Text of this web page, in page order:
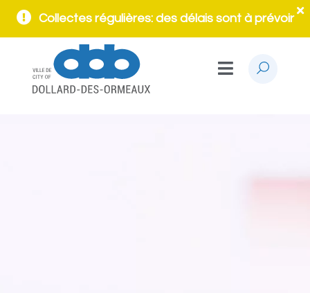
Collectes régulières: des délais sont à prévoir